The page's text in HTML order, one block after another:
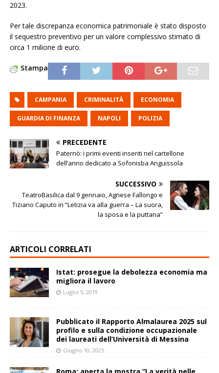
2023.
Per tale discrepanza economica patrimoniale è stato disposto
il sequestro preventivo per un valore complessivo stimato di
circa 1 milione di euro.
Stampa
CAMPANIA CRIMINALITÀ ECONOMIA
GUARDIA DI FINANZA NAPOLI POLIZIA
PRECEDENTE
Paternò: i primi eventi inseriti nel cartellone
dell’anno dedicato a Sofonisba Anguissola
SUCCESSIVO
TeatroBasilica dal 9 gennaio, Agnese Fallongo e
Tiziano Caputo in “Letizia va alla guerra – La suora,
la sposa e la puttana”
ARTICOLI CORRELATI
Istat: prosegue la debolezza economia ma
migliora il lavoro
Luglio 5, 2019
Pubblicato il Rapporto Almalaurea 2025 sul
profilo e sulla condizione occupazionale
dei laureati dell’Università di Messina
Giugno 10, 2025
Roma: aperta la mostra “La verità nelle